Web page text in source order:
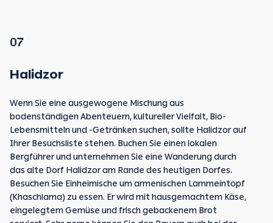
07
Halidzor
Wenn Sie eine ausgewogene Mischung aus
bodenständigen Abenteuern, kultureller Vielfalt, Bio-
Lebensmitteln und -Getränken suchen, sollte Halidzor auf
Ihrer Besuchsliste stehen. Buchen Sie einen lokalen
Bergführer und unternehmen Sie eine Wanderung durch
das alte Dorf Halidzor am Rande des heutigen Dorfes.
Besuchen Sie Einheimische um armenischen Lammeintopf
(Khaschlama) zu essen. Er wird mit hausgemachtem Käse,
eingelegtem Gemüse und frisch gebackenem Brot